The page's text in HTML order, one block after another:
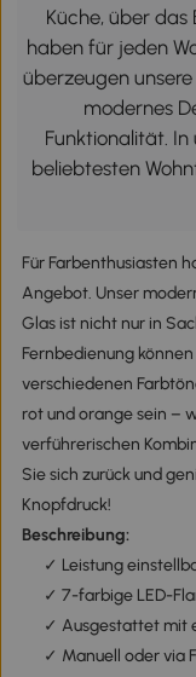
Küche, über
haben für jeden
überzeugen
modernes
Funktionalität. In
beliebtesten
Für Farbenthusiasten
Angebot. Unser
Glas ist nicht nur in
Fernbedienung
verschiedenen
rot und orange sein –
verführerischen
Sie sich zurück und
Knopfdruck!
Beschreibung:
✓ Leistung
✓ 7-farbige LED-
✓ Ausgestattet mit
✓ Manuell oder via